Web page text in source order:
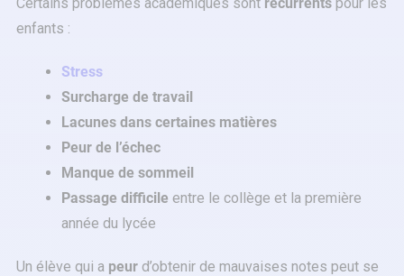
enfants :
Stress
Surcharge de travail
Lacunes dans certaines matières
Peur de l’échec
Manque de sommeil
Passage difficile entre le collège et la première
année du lycée
Un élève qui a peur d’obtenir de mauvaises notes peut se